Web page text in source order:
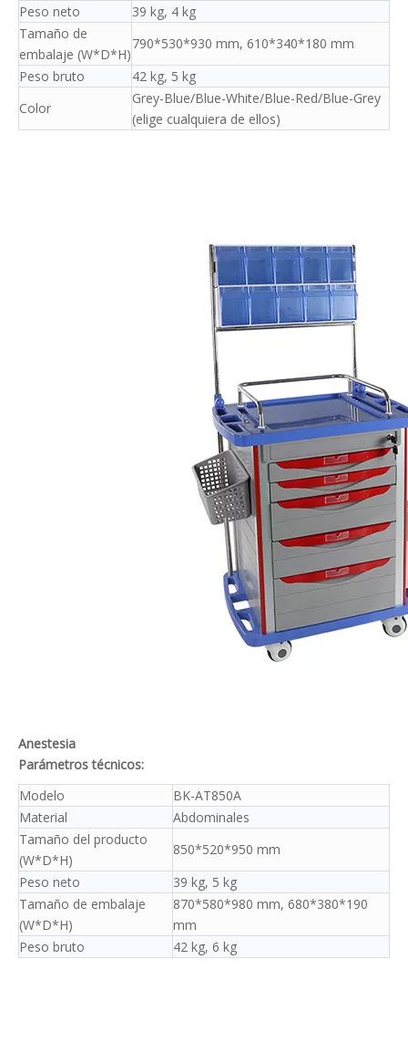
Peso neto
39 kg, 4 kg
Tamaño de
embalaje (W*D*H)
790*530*930 mm, 610*340*180 mm
Peso bruto
42 kg, 5 kg
Color
Grey-Blue/Blue-White/Blue-Red/Blue-Grey
(elige cualquiera de ellos)
Anestesia
Parámetros técnicos:
Modelo
BK-AT850A
Material
Abdominales
Tamaño del producto
(W*D*H)
850*520*950 mm
Peso neto
39 kg, 5 kg
Tamaño de embalaje
(W*D*H)
870*580*980 mm, 680*380*190
mm
Peso bruto
42 kg, 6 kg